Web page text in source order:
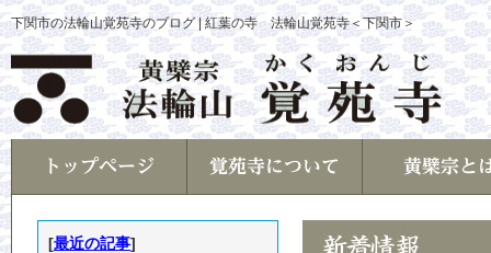
下関市の法輪山覚苑寺のブログ | 紅葉の寺 法輪山覚苑寺＜下関市＞
トップページ 覚苑寺について 黄檗宗と
[最近の記事]